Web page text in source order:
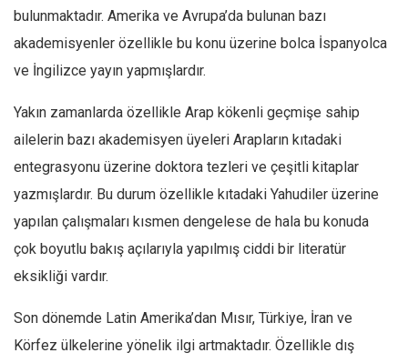
Karisi kitap sualleri
Ekonomi
Gıda-Beslenme
Hayat
bulunmaktadır. Amerika ve Avrupa’da bulunan bazı
akademisyenler özellikle bu konu üzerine bolca İspanyolca
ve İngilizce yayın yapmışlardır.
Yakın zamanlarda özellikle Arap kökenli geçmişe sahip
ailelerin bazı akademisyen üyeleri Arapların kıtadaki
entegrasyonu üzerine doktora tezleri ve çeşitli kitaplar
yazmışlardır. Bu durum özellikle kıtadaki Yahudiler üzerine
yapılan çalışmaları kısmen dengelese de hala bu konuda
çok boyutlu bakış açılarıyla yapılmış ciddi bir literatür
eksikliği vardır.
Son dönemde Latin Amerika’dan Mısır, Türkiye, İran ve
Körfez ülkelerine yönelik ilgi artmaktadır. Özellikle dış